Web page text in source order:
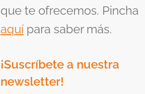
que te ofrecemos. Pincha
aquí para saber más.
¡Suscríbete a nuestra
newsletter!